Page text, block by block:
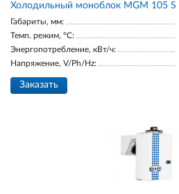
Холодильный моноблок MGM 105 S
Габариты, мм:
Темп. режим, °С:
Энергопотребление, кВт/ч:
Напряжение, V/Ph/Hz:
Заказать